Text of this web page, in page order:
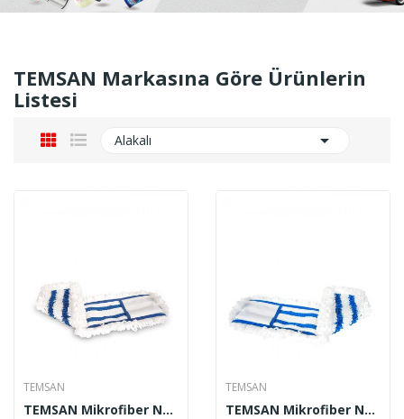
TEMSAN Markasına Göre Ürünlerin
Listesi
Alakalı 
TEMSAN
TEMSAN Mikrofiber Nemli Mop 25 Cm
TEMSAN
TEMSAN Mikrofiber Nemli Mop 40 Cm